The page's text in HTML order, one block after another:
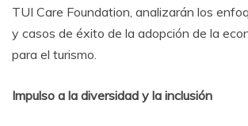
TUI Care Foundation, analizarán los
y casos de éxito de la adopción de la
para el turismo.
Impulso a la diversidad y la inclusión